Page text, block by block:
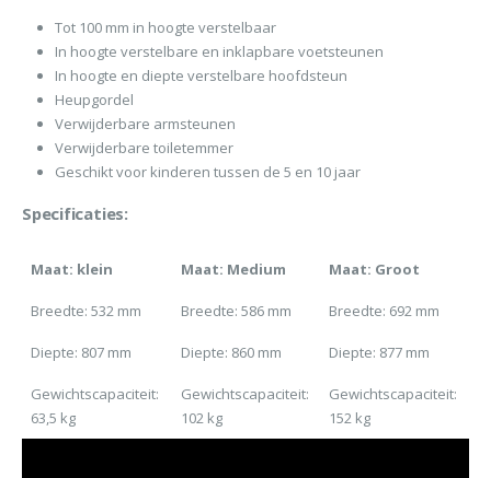
Tot 100 mm in hoogte verstelbaar
In hoogte verstelbare en inklapbare voetsteunen
In hoogte en diepte verstelbare hoofdsteun
Heupgordel
Verwijderbare armsteunen
Verwijderbare toiletemmer
Geschikt voor kinderen tussen de 5 en 10 jaar
Specificaties:
Maat: klein Maat: Medium Maat: Groot
Breedte: 532 mm Breedte: 586 mm Breedte: 692 mm
Diepte: 807 mm Diepte: 860 mm Diepte: 877 mm
Gewichtscapaciteit:
63,5 kg
Gewichtscapaciteit:
102 kg
Gewichtscapaciteit:
152 kg